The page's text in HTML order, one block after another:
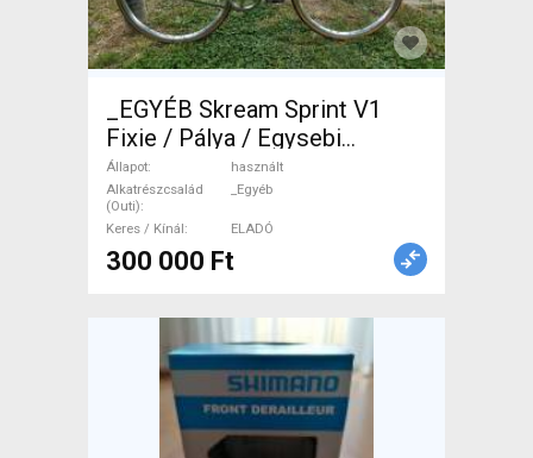
_EGYÉB Skream Sprint V1
Fixie / Pálya / Egysebi
tárcsafék használt ELADÓ
Állapot
használt
Alkatrészcsalád
(Outi)
_Egyéb
Keres / Kínál ELADÓ
300 000 Ft